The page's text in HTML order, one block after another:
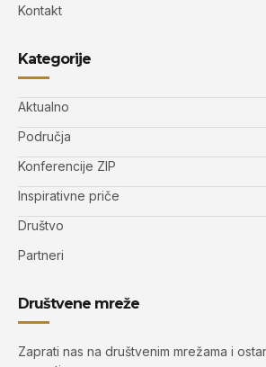
Kontakt
Kategorije
Aktualno
Područja
Konferencije ZIP
Inspirativne priče
Društvo
Partneri
Društvene mreže
Zaprati nas na društvenim mrežama i